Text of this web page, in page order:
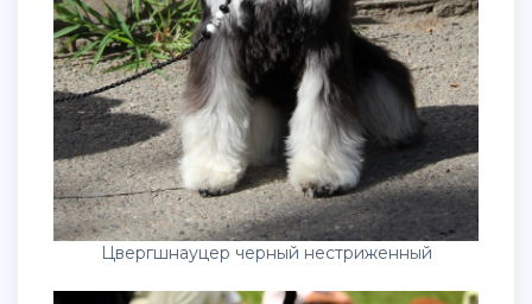
Цвергшнауцер черный нестриженный